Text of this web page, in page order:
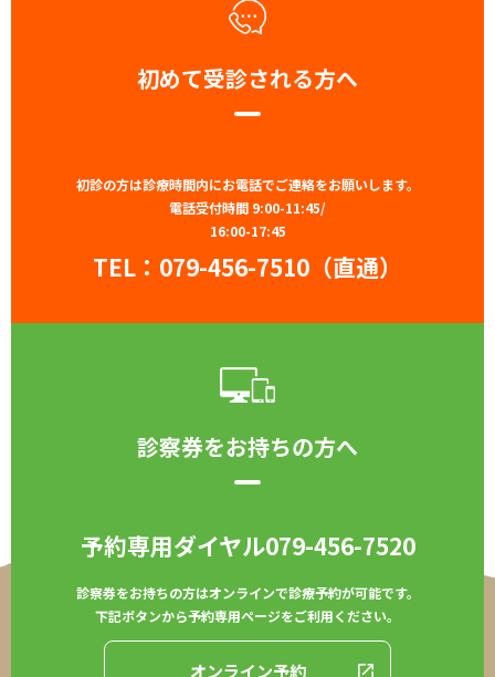
初めて受診される方へ
初診の方は診療時間内にお電話でご連絡をお願いします。
電話受付時間 9:00-11:45/
16:00-17:45
TEL： 079-456-7510（直通）
診察券をお持ちの方へ
予約専用ダイヤル079-456-7520
診察券をお持ちの方はオンラインで診療予約が可能です。
下記ボタンから予約専用ページをご利用ください。
オンライン予約